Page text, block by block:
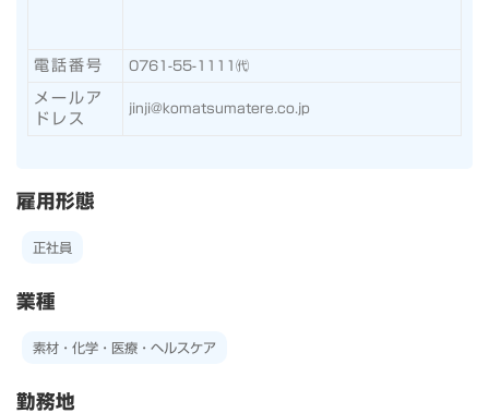
電話番号 0761-55-1111㈹
メールア
ドレス
jinji@komatsumatere.co.jp
雇用形態
正社員
業種
素材・化学・医療・ヘルスケア
勤務地